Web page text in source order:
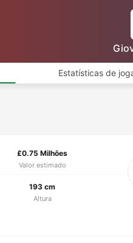
Estatísticas de
£0.75 Milhões
Valor estimado
193 cm
Altura